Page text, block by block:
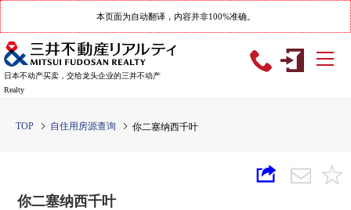
本页面为自动翻译，内容并非100%准确。
日本不动产买卖，交给龙头企业的三井不动产
Realty
TOP 自住用房源查询 你二塞纳西千叶
你二塞纳西千叶